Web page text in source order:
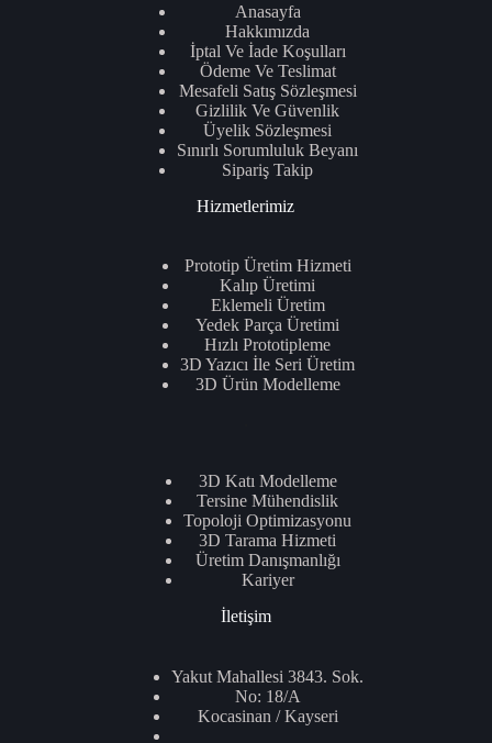
Anasayfa
Hakkımızda
İptal Ve İade Koşulları
Ödeme Ve Teslimat
Mesafeli Satış Sözleşmesi
Gizlilik Ve Güvenlik
Üyelik Sözleşmesi
Sınırlı Sorumluluk Beyanı
Sipariş Takip
Hizmetlerimiz
Prototip Üretim Hizmeti
Kalıp Üretimi
Eklemeli Üretim
Yedek Parça Üretimi
Hızlı Prototipleme
3D Yazıcı İle Seri Üretim
3D Ürün Modelleme
3D Katı Modelleme
Tersine Mühendislik
Topoloji Optimizasyonu
3D Tarama Hizmeti
Üretim Danışmanlığı
Kariyer
İletişim
Yakut Mahallesi 3843. Sok.
No: 18/A
Kocasinan / Kayseri